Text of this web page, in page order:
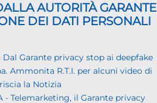
AUTORITÀ GARANTE
DEI DATI PERSONALI
Dal Garante privacy stop ai deepfake
Ammonita R.T.I. per alcuni video di
la Notizia
- Telemarketing, il Garante privacy